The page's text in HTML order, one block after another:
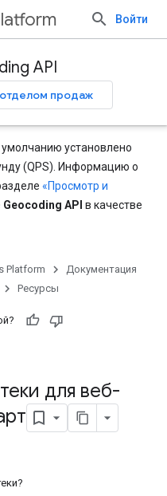
Войти
API
отделом продаж
установлено
(QPS). Информацию о
«Просмотр и
Geocoding API в качестве
Platform
Документация
Ресурсы
для веб-